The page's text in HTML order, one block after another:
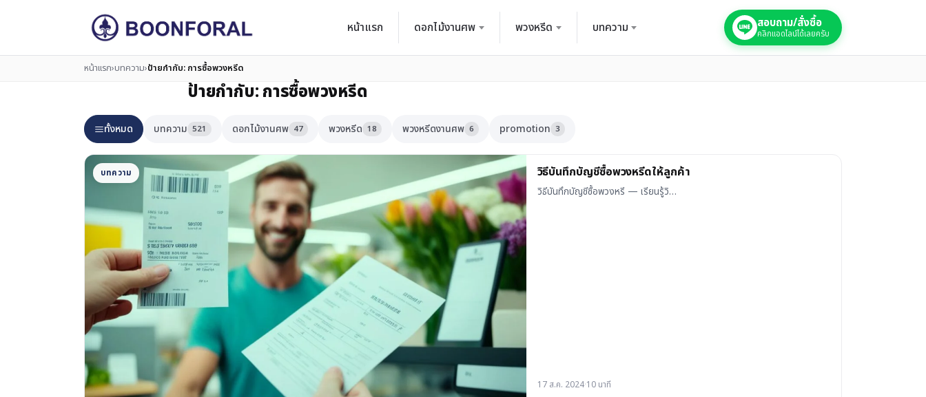
หน้าแรก ดอกไม้งานศพ พวงหรีด บทความ สอบถาม/สั่งซื้อ
คลิกแอดไลน์ได้เลยครับ
หน้าแรก›บทความ›ป้ายกำกับ: การซื้อพวงหรีด
ป้ายกำกับ:การซื้อพวงหรีด
ทั้งหมด บทความ 521 ดอกไม้งานศพ 47 พวงหรีด 18 พวงหรีดงานศพ 6 promotion 3
บทความ วิธีบันทึกบัญชีซื้อพวงหรีดให้ลูกค้า
วิธีบันทึกบัญชีซื้อพวงหรี — เรียนรู้วิ…
17 ส.ค. 2024·10 นาที